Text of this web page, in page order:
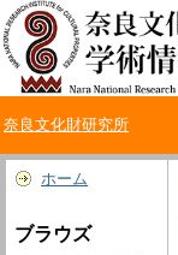
奈良文化財研究所
ホーム
ブラウズ